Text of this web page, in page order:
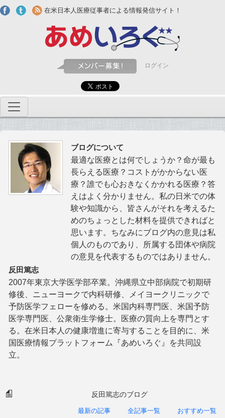
Skip to main content
在米日本人医療従事者による情報発信サイト！
ログイン
ブログについて
最適な医療とは何でしょうか？命が最も
長らえる医療？コストがかからない医
療？誰でも心おきなくかかれる医療？答
えはよく分かりません。私の日米での体
験や知識から、皆さんがそれを考えるた
めのちょっとした材料を提供できればと
思います。ちなみにブログ内の意見は私
個人のものであり、所属する団体や病院
の意見を代表するものではありません。
反田篤志
2007年東京大学医学部卒業。沖縄県立中部病院で初期研
修後、ニューヨークで内科研修、メイヨークリニックで
予防医学フェローを修める。米国内科専門医、米国予防
医学専門医、公衆衛生学修士。医療の質向上を専門とす
る。在米日本人の健康増進に寄与することを目的に、米
国医療情報プラットフォーム『あめいろぐ』を共同設
立。
反田篤志のブログ
最新の記事 全記事一覧 おすすめ一覧